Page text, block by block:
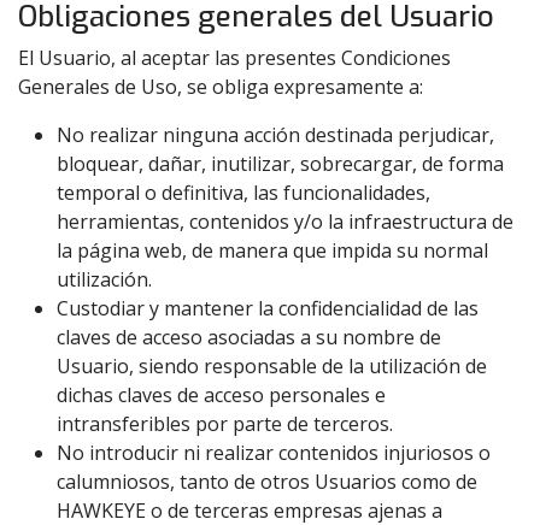
Obligaciones generales del Usuario
El Usuario, al aceptar las presentes Condiciones
Generales de Uso, se obliga expresamente a:
No realizar ninguna acción destinada perjudicar,
bloquear, dañar, inutilizar, sobrecargar, de forma
temporal o definitiva, las funcionalidades,
herramientas, contenidos y/o la infraestructura de
la página web, de manera que impida su normal
utilización.
Custodiar y mantener la confidencialidad de las
claves de acceso asociadas a su nombre de
Usuario, siendo responsable de la utilización de
dichas claves de acceso personales e
intransferibles por parte de terceros.
No introducir ni realizar contenidos injuriosos o
calumniosos, tanto de otros Usuarios como de
HAWKEYE o de terceras empresas ajenas a